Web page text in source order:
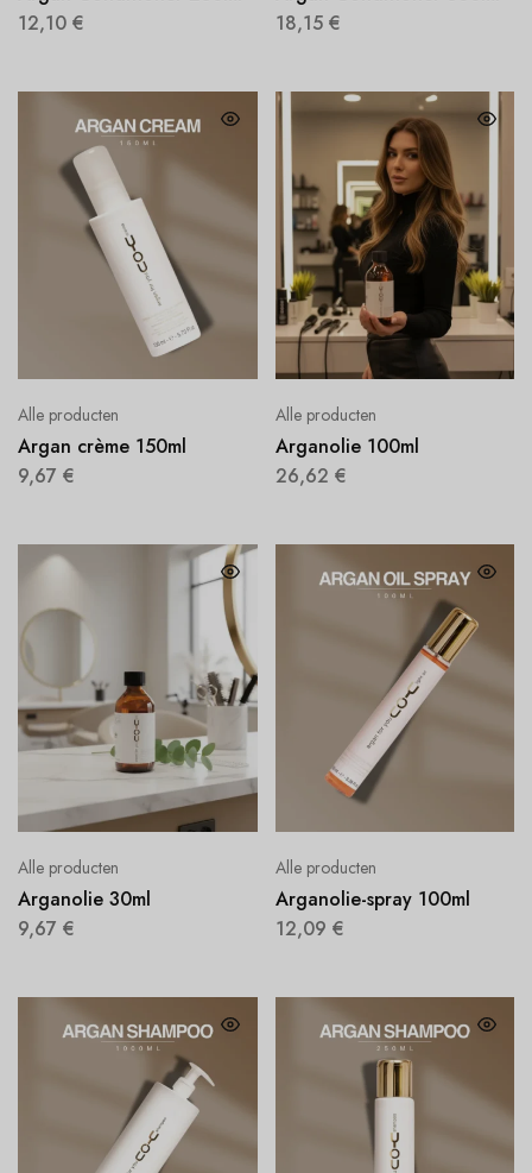
12,10 €
18,15 €
Alle producten
Argan crème 150ml
9,67 €
Alle producten
Arganolie 100ml
26,62 €
Alle producten
Arganolie 30ml
9,67 €
Alle producten
Arganolie-spray 100ml
12,09 €